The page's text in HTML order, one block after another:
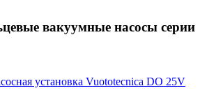
вакуумные насосы серии